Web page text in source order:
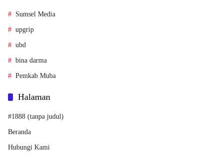
Sumsel Media
upgrip
ubd
bina darma
Pemkab Muba
Halaman
#1888 (tanpa judul)
Beranda
Hubungi Kami